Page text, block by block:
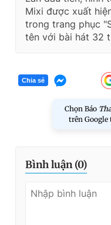
Mixi được xuất
trong trang phục
tên với bài hát 32
Chia sẻ
Chọn Báo
trên
Bình luận (0)